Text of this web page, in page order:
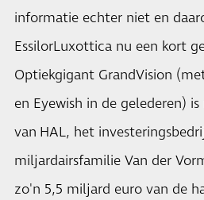
informatie echter niet en
EssilorLuxottica nu een kort
Optiekgigant GrandVision
en Eyewish in de gelederen)
van HAL, het
miljardairsfamilie Van der
zo'n 5,5 miljard euro van de